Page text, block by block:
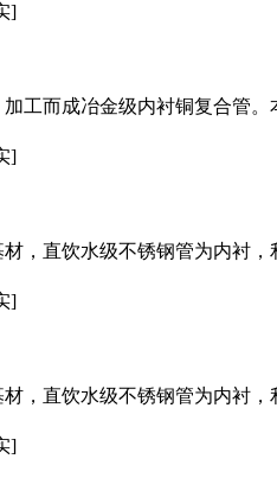
]
工而成冶金级内衬铜复合管
]
，直饮水级不锈钢管为内衬
]
，直饮水级不锈钢管为内衬
]